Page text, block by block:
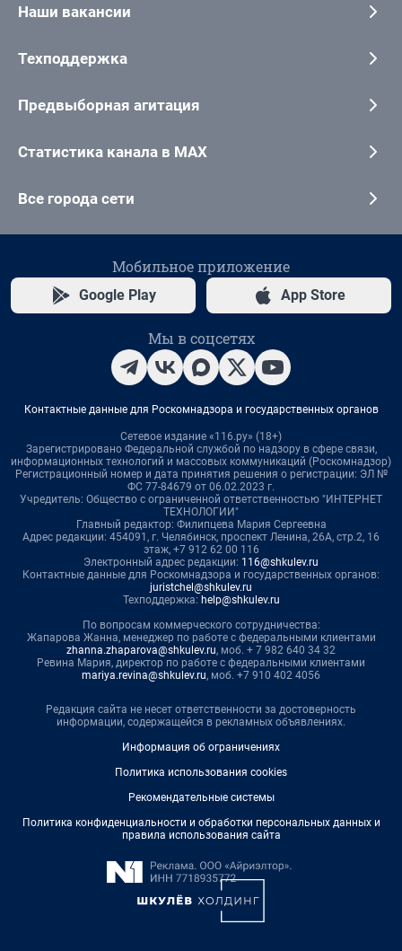
Наши вакансии
Техподдержка
Предвыборная агитация
Статистика канала в MAX
Все города сети
Мобильное приложение
Google Play App Store
Мы в соцсетях
Контактные данные для Роскомнадзора и государственных органов
Сетевое издание «116.ру» (18+)
Зарегистрировано Федеральной службой по надзору в сфере связи,
информационных технологий и массовых коммуникаций (Роскомнадзор)
Регистрационный номер и дата принятия решения о регистрации: ЭЛ №
ФС 77-84679 от 06.02.2023 г.
Учредитель: Общество с ограниченной ответственностью "ИНТЕРНЕТ
ТЕХНОЛОГИИ"
Главный редактор: Филипцева Мария Сергеевна
Адрес редакции: 454091, г. Челябинск, проспект Ленина, 26А, стр.2, 16
этаж, +7 912 62 00 116
Электронный адрес редакции: 116@shkulev.ru
Контактные данные для Роскомнадзора и государственных органов:
juristchel@shkulev.ru
Техподдержка: help@shkulev.ru
По вопросам коммерческого сотрудничества:
Жапарова Жанна, менеджер по работе с федеральными клиентами
zhanna.zhaparova@shkulev.ru, моб. + 7 982 640 34 32
Ревина Мария, директор по работе с федеральными клиентами
mariya.revina@shkulev.ru, моб. +7 910 402 4056
Редакция сайта не несет ответственности за достоверность
информации, содержащейся в рекламных объявлениях.
Информация об ограничениях
Политика использования cookies
Рекомендательные системы
Политика конфиденциальности и обработки персональных данных и
правила использования сайта